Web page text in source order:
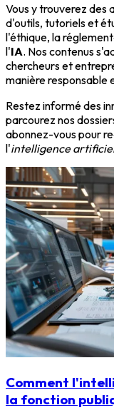
Vous y trouverez
d'outils, tutoriels et
l'éthique, la
l'IA. Nos contenus
chercheurs et
manière responsable
Restez informé des
parcourez nos
abonnez-vous pour
l'intelligence
Comment
la fonction